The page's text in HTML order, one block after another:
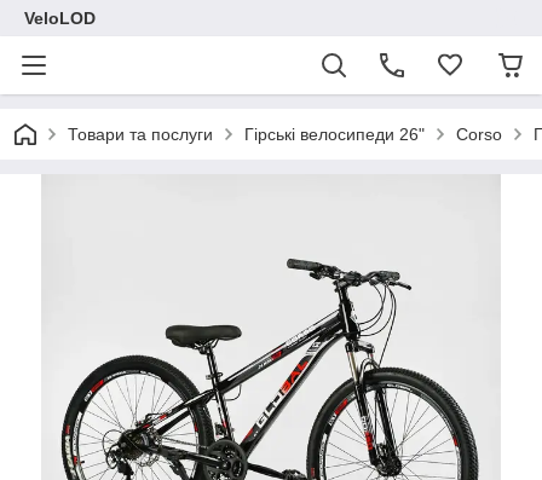
VeloLOD
Товари та послуги Гірські велосипеди 26" Corso